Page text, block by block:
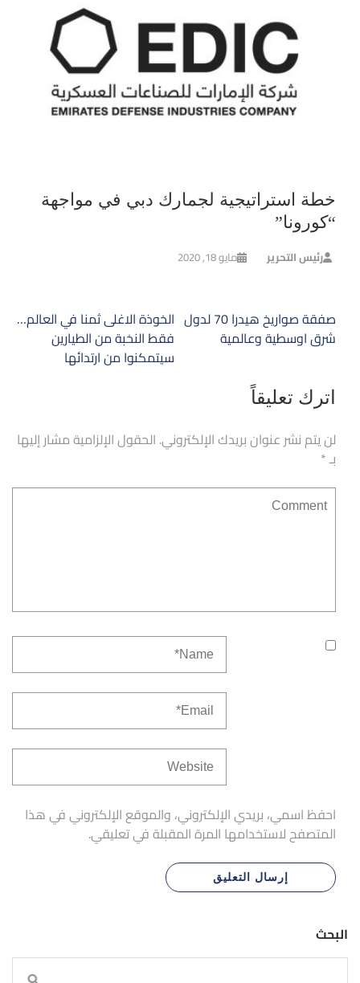
خطة استراتيجية لجمارك دبي في مواجهة
“كورونا”
رئيس التحرير مايو 18, 2020
تصفّح
المقالات
الخوذة الاغلى ثمنا في العالم…
فقط النخبة من الطيارين
سيتمكنوا من ارتدائها
صفقة صواريخ هيدرا 70 لدول
شرق اوسطية وعالمية
اترك تعليقاً
لن يتم نشر عنوان بريدك الإلكتروني. الحقول الإلزامية مشار إليها
بـ*
احفظ اسمي، بريدي الإلكتروني، والموقع الإلكتروني في هذا
المتصفح لاستخدامها المرة المقبلة في تعليقي.
البحث